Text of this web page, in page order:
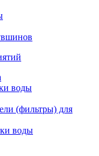
воды
(фильтры) для
воды